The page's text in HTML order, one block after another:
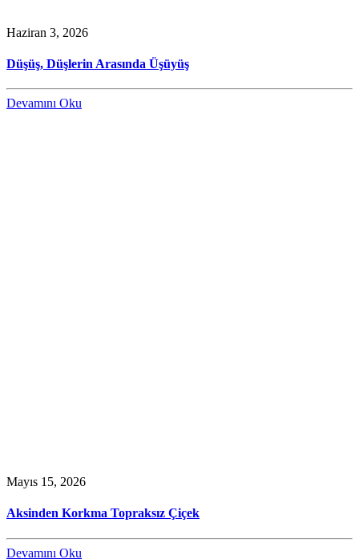
Haziran 3, 2026
Düşüş, Düşlerin Arasında Üşüyüş
Devamını Oku
Mayıs 15, 2026
Aksinden Korkma Topraksız Çiçek
Devamını Oku